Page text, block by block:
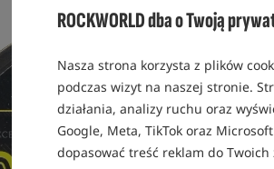
ROCKWORLD dba o Twoją
Nasza strona korzysta z plików
podczas wizyt na naszej stronie.
działania, analizy ruchu oraz
Google, Meta, TikTok oraz
dopasować treść reklam do